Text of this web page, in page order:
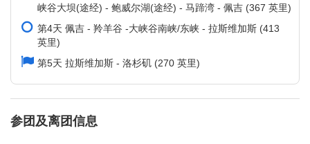
峡谷大坝(途经) - 鲍威尔湖(途经) - 马蹄湾 - 佩吉 (367 英里)
第4天 佩吉 - 羚羊谷 -大峡谷南峡/东峡 - 拉斯维加斯 (413
英里)
第5天 拉斯维加斯 - 洛杉矶 (270 英里)
参团及离团信息